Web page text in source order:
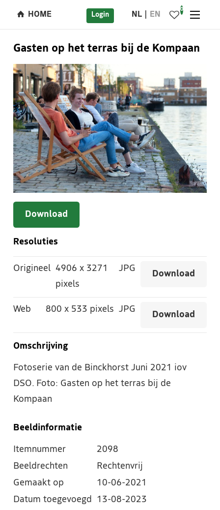
HOME Login NL EN
0
Gasten op het terras bij de Kompaan
Download
Resoluties
Origineel 4906 x 3271
pixels
JPG
Download
Web 800 x 533 pixels JPG
Download
Omschrijving
Fotoserie van de Binckhorst Juni 2021 iov
DSO. Foto: Gasten op het terras bij de
Kompaan
Beeldinformatie
Itemnummer
2098
Beeldrechten
Rechtenvrij
Gemaakt op
10-06-2021
Datum toegevoegd
13-08-2023